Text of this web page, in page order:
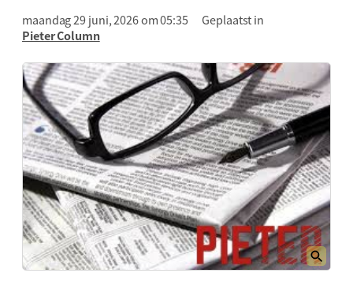
maandag 29 juni, 2026 om 05:35
Geplaatst in
Pieter Column